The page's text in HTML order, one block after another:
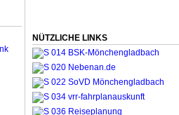
NÜTZLICHE LINKS